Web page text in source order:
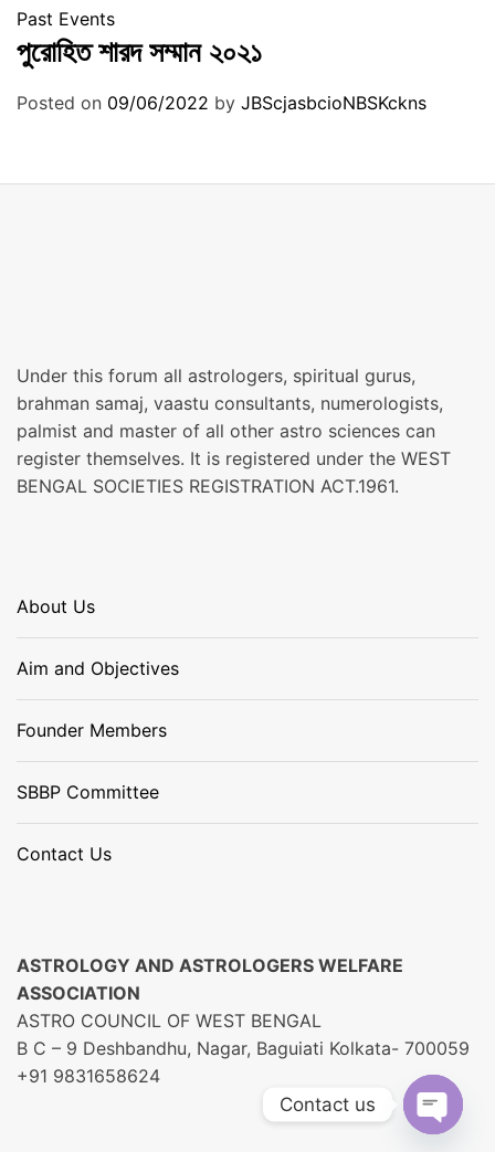
Past Events
পুরোহিত শারদ সম্মান ২০২১
Posted on 09/06/2022 by JBScjasbcioNBSKckns
Under this forum all astrologers, spiritual gurus,
brahman samaj, vaastu consultants, numerologists,
palmist and master of all other astro sciences can
register themselves. It is registered under the WEST
BENGAL SOCIETIES REGISTRATION ACT.1961.
About Us
Aim and Objectives
Founder Members
SBBP Committee
Contact Us
ASTROLOGY AND ASTROLOGERS WELFARE
ASSOCIATION
ASTRO COUNCIL OF WEST BENGAL
B C – 9 Deshbandhu, Nagar, Baguiati Kolkata- 700059
+91 9831658624
Contact us